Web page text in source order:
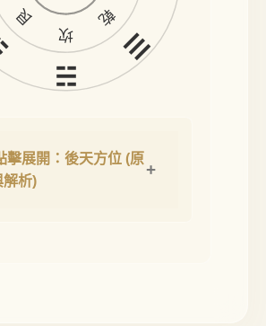
☰
乾
☵
坎
艮
擊展開：後天方位 (原
解析)